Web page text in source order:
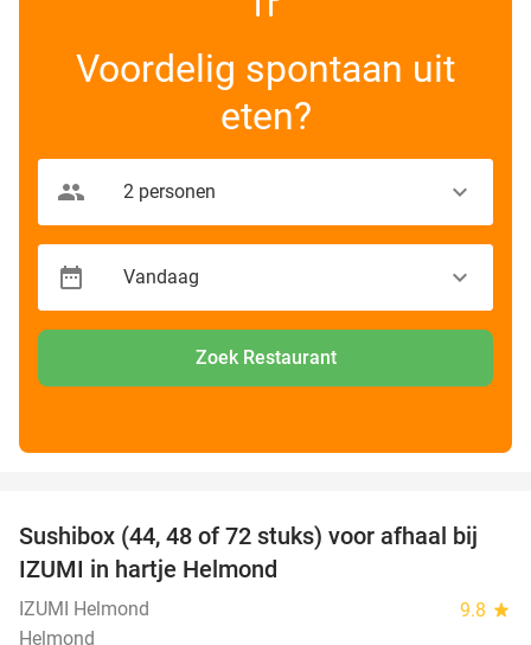
Voordelig spontaan uit
eten?
Zoek Restaurant
45%
Sushibox (44, 48 of 72 stuks) voor afhaal bij
IZUMI in hartje Helmond
IZUMI Helmond 9.8 star
Helmond